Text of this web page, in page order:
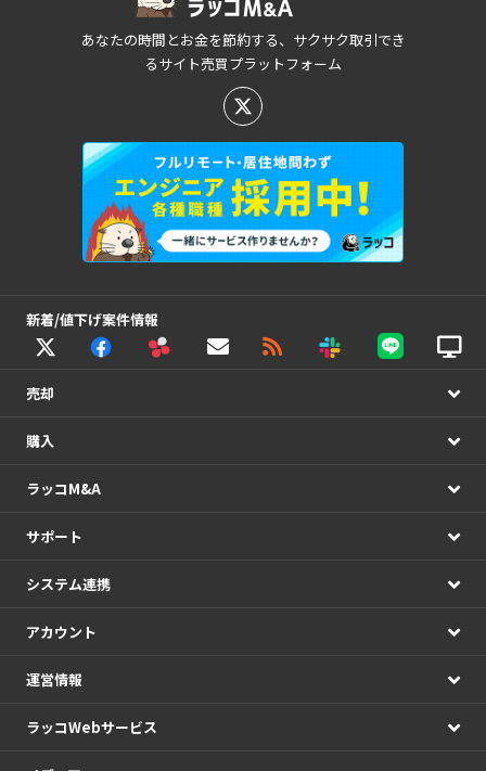
あなたの時間とお金を節約する、サクサク取引でき
るサイト売買プラットフォーム
新着/値下げ案件情報
売却
購入
ラッコM&A
サポート
システム連携
アカウント
運営情報
ラッコWebサービス